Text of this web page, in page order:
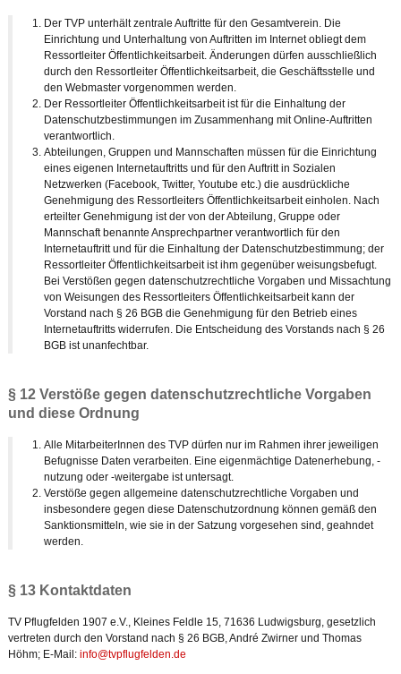
Der TVP unterhält zentrale Auftritte für den Gesamtverein. Die
Einrichtung und Unterhaltung von Auftritten im Internet obliegt dem
Ressortleiter Öffentlichkeitsarbeit. Änderungen dürfen ausschließlich
durch den Ressortleiter Öffentlichkeitsarbeit, die Geschäftsstelle und
den Webmaster vorgenommen werden.
Der Ressortleiter Öffentlichkeitsarbeit ist für die Einhaltung der
Datenschutzbestimmungen im Zusammenhang mit Online-Auftritten
verantwortlich.
Abteilungen, Gruppen und Mannschaften müssen für die Einrichtung
eines eigenen Internetauftritts und für den Auftritt in Sozialen
Netzwerken (Facebook, Twitter, Youtube etc.) die ausdrückliche
Genehmigung des Ressortleiters Öffentlichkeitsarbeit einholen. Nach
erteilter Genehmigung ist der von der Abteilung, Gruppe oder
Mannschaft benannte Ansprechpartner verantwortlich für den
Internetauftritt und für die Einhaltung der Datenschutzbestimmung; der
Ressortleiter Öffentlichkeitsarbeit ist ihm gegenüber weisungsbefugt.
Bei Verstößen gegen datenschutzrechtliche Vorgaben und Missachtung
von Weisungen des Ressortleiters Öffentlichkeitsarbeit kann der
Vorstand nach § 26 BGB die Genehmigung für den Betrieb eines
Internetauftritts widerrufen. Die Entscheidung des Vorstands nach § 26
BGB ist unanfechtbar.
§ 12 Verstöße gegen datenschutzrechtliche Vorgaben
und diese Ordnung
Alle MitarbeiterInnen des TVP dürfen nur im Rahmen ihrer jeweiligen
Befugnisse Daten verarbeiten. Eine eigenmächtige Datenerhebung, -
nutzung oder -weitergabe ist untersagt.
Verstöße gegen allgemeine datenschutzrechtliche Vorgaben und
insbesondere gegen diese Datenschutzordnung können gemäß den
Sanktionsmitteln, wie sie in der Satzung vorgesehen sind, geahndet
werden.
§ 13 Kontaktdaten
TV Pflugfelden 1907 e.V., Kleines Feldle 15, 71636 Ludwigsburg, gesetzlich
vertreten durch den Vorstand nach § 26 BGB, André Zwirner und Thomas
Höhm; E-Mail: info@tvpflugfelden.de